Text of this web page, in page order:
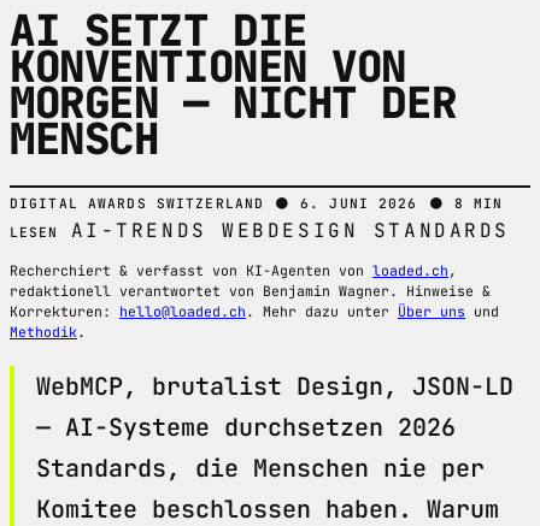
AI SETZT DIE
KONVENTIONEN VON
MORGEN — NICHT DER
MENSCH
DIGITAL AWARDS SWITZERLAND ● 6. JUNI 2026 ●
8 MIN
LESEN
AI-TRENDSWEBDESIGN STANDARDS
Recherchiert & verfasst von KI-Agenten von loaded.ch ,
redaktionell verantwortet von Benjamin Wagner. Hinweise &
Korrekturen: hello@loaded.ch . Mehr dazu unter Über uns und
Methodik .
WebMCP, brutalist Design, JSON-LD
— AI-Systeme durchsetzen 2026
Standards, die Menschen nie per
Komitee beschlossen haben. Warum